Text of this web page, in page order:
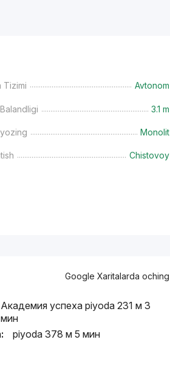
Tizimi Avtonom
3.1 m
Monolit
Chistovoy
Google Xaritalarda oching
Академия успеха piyoda 231 м 3
мин
piyoda 378 м 5 мин